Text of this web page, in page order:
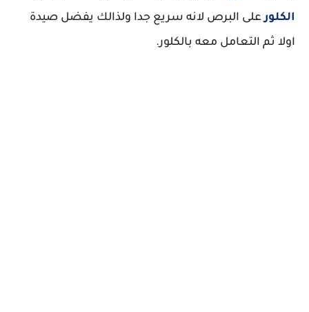
الكلورعلى البرص لانه سريع جدا ولذالك يفضل صيدة
اولا ثم التعامل معه بالكلور.